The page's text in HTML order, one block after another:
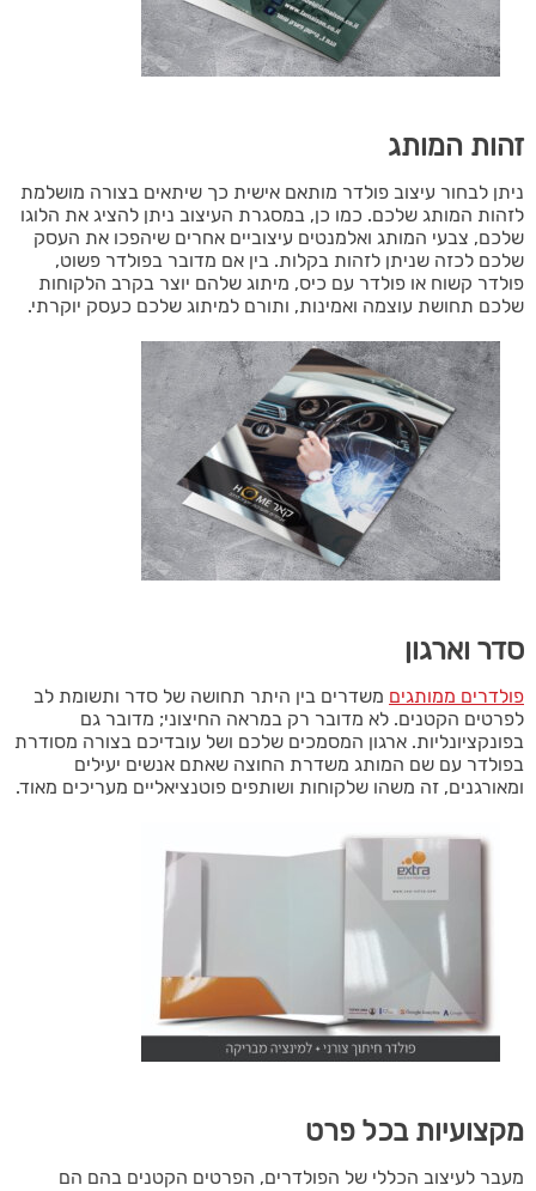
זהות המותג
ניתן לבחור עיצוב פולדר מותאם אישית כך שיתאים בצורה מושלמת
לזהות המותג שלכם. כמו כן, במסגרת העיצוב ניתן להציג את הלוגו
שלכם, צבעי המותג ואלמנטים עיצוביים אחרים שיהפכו את העסק
שלכם לכזה שניתן לזהות בקלות. בין אם מדובר בפולדר פשוט,
פולדר קשוח או פולדר עם כיס, מיתוג שלהם יוצר בקרב הלקוחות
שלכם תחושת עוצמה ואמינות, ותורם למיתוג שלכם כעסק יוקרתי.
סדר וארגון
פולדרים ממותגים משדרים בין היתר תחושה של סדר ותשומת לב
לפרטים הקטנים. לא מדובר רק במראה החיצוני; מדובר גם
בפונקציונליות. ארגון המסמכים שלכם ושל עובדיכם בצורה מסודרת
בפולדר עם שם המותג משדרת החוצה שאתם אנשים יעילים
ומאורגנים, זה משהו שלקוחות ושותפים פוטנציאליים מעריכים מאוד.
מקצועיות בכל פרט
מעבר לעיצוב הכללי של הפולדרים, הפרטים הקטנים בהם הם